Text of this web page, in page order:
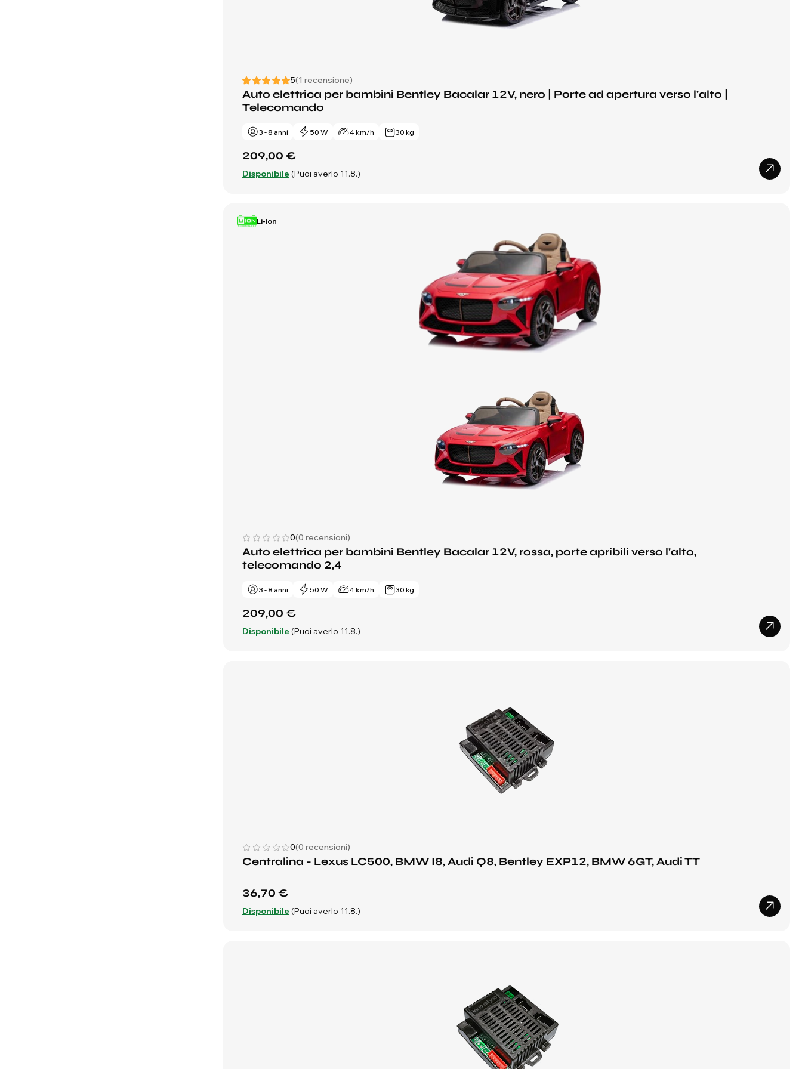
5(1 recensione)
Auto elettrica per bambini Bentley Bacalar 12V, nero | Porte ad apertura verso l'alto |
Telecomando
3 - 8 anni 50 W 4 km/h 30 kg
209,00 €
Disponibile (Puoi averlo 11.8.)
Li-Ion
0(0 recensioni)
Auto elettrica per bambini Bentley Bacalar 12V, rossa, porte apribili verso l'alto,
telecomando 2,4
3 - 8 anni 50 W 4 km/h 30 kg
209,00 €
Disponibile (Puoi averlo 11.8.)
0(0 recensioni)
Centralina - Lexus LC500, BMW I8, Audi Q8, Bentley EXP12, BMW 6GT, Audi TT
36,70 €
Disponibile (Puoi averlo 11.8.)